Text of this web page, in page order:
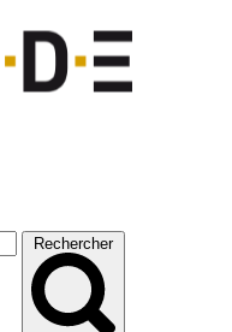
Rechercher